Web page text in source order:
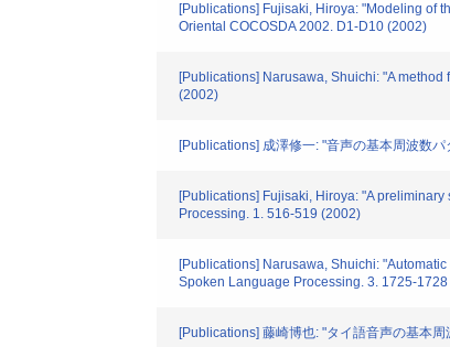
[Publications] Fujisaki, Hiroya: "Modeling of
Oriental COCOSDA 2002. D1-D10 (2002)
[Publications] Narusawa, Shuichi: "A
(2002)
[Publications] 成澤修一: "音声の基本周波数
[Publications] Fujisaki, Hiroya: "A
Processing. 1. 516-519 (2002)
[Publications] Narusawa, Shuichi:
Spoken Language Processing. 3. 1725-
[Publications] 藤崎博也: "タイ語音声の基本